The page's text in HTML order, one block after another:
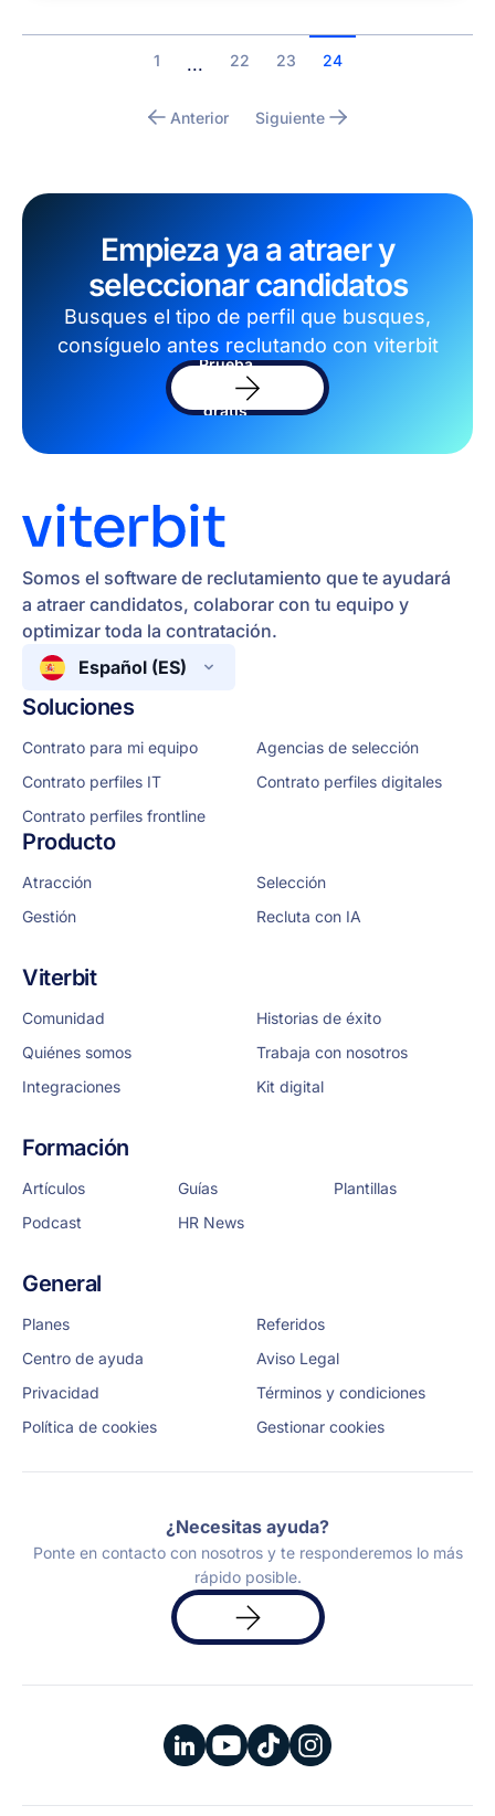
Anterior
1 ... 22 23 24
Siguiente
Empieza ya a atraer y
seleccionar candidatos
Busques el tipo de perfil que busques,
consíguelo antes reclutando con viterbit
Prueba
software
gratis
Somos el software de reclutamiento que te ayudará
a atraer candidatos, colaborar con tu equipo y
optimizar toda la contratación.
Español (ES)
Soluciones
Contrato para mi equipo
Agencias de selección
Contrato perfiles IT
Contrato perfiles digitales
Contrato perfiles frontline
Producto
Atracción
Selección
Gestión
Recluta con IA
Viterbit
Comunidad
Historias de éxito
Quiénes somos
Trabaja con nosotros
Integraciones
Kit digital
Formación
Artículos Guías
Plantillas
Podcast
HR News
General
Planes
Referidos
Centro de ayuda
Aviso Legal
Privacidad
Términos y condiciones
Política de cookies
Gestionar cookies
¿Necesitas ayuda?
Ponte en contacto con nosotros y te responderemos lo más
rápido posible.
Solicita
una
demo